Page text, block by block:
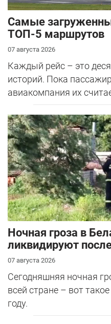
Самые
ТОП-5 маршрутов
07 августа 2026
Каждый рейс – это
историй. Пока
авиакомпания их
Ночная гроза в
ликвидируют
07 августа 2026
Сегодняшняя ночная
всей стране – вот
году.